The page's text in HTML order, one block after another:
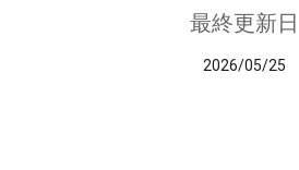
最終更新日
2026/05/25